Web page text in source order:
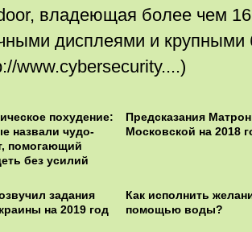
владеющая более чем
дисплеями и крупными
www.cybersecurity....)
похудение:
назвали чудо-
помогающий
без усилий
Предсказания
Московской на 2018
задания
на 2019 год
Как исполнить
помощью воды?